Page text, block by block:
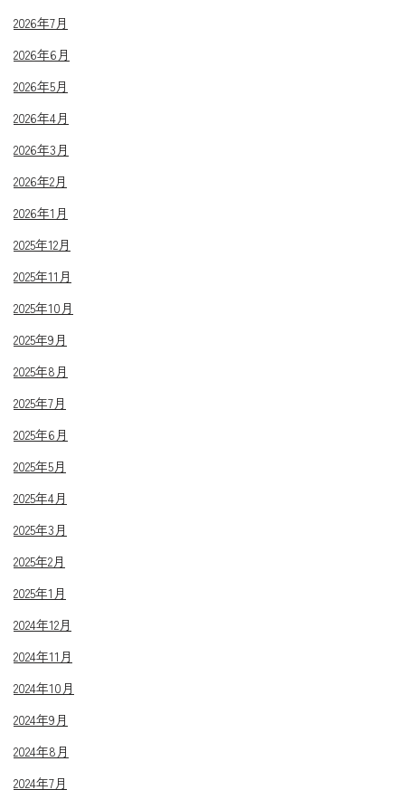
2026年7月
2026年6月
2026年5月
2026年4月
2026年3月
2026年2月
2026年1月
2025年12月
2025年11月
2025年10月
2025年9月
2025年8月
2025年7月
2025年6月
2025年5月
2025年4月
2025年3月
2025年2月
2025年1月
2024年12月
2024年11月
2024年10月
2024年9月
2024年8月
2024年7月